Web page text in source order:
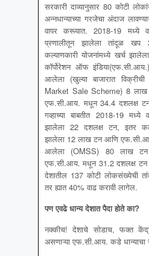
सरकारी दाव्यानुसार 80 कोटी
अन्नधान्याच्या गरजेचा अंदाज
वापर करूयात. 2018-19 मध्ये
प्रणालीतून झालेला तांदूळ
कल्याणकारी योजनांमध्ये खर्च
कॉर्पोरेशन ऑफ
आलेला (खुल्या बाजारात
Market Sale Scheme) 8 लाख
एफ.सी.आय. मधून 34.4 दशलक्ष टन
गव्हाच्या बाबतीत 2018-19 मध्ये
झालेला 22 दशलक्ष टन, इतर
झालेला 12 लाख टन आणि
आलेला (OMSS) 80 लाख टन
एफ.सी.आय. मधून 31.2 दशलक्ष टन
देशातील 137 कोटी लोकसंख्येची
तर ह्यात 40% वाढ करावी लागेल.
पण एवढे धान्य देशात पैदा होते का?
नक्कीच! देशाचे सोडाच, फक्त
असणाऱ्या एफ.सी.आय. कडे धान्याचा